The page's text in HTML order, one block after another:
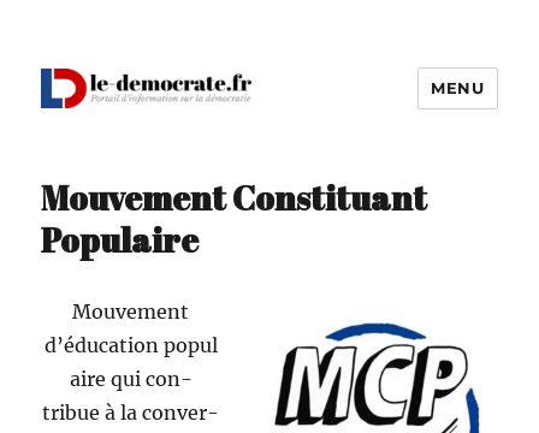
MENU
Mouvement Constituant
Populaire
Mou­ve­ment
d’éducation pop­u­l
aire qui con­
tribue à la con­ver­